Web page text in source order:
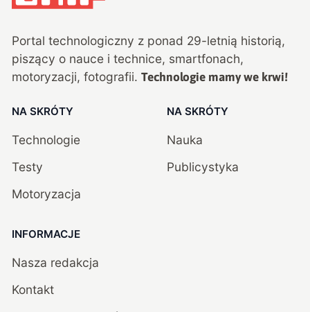
Portal technologiczny z ponad 29-letnią historią,
piszący o nauce i technice, smartfonach,
motoryzacji, fotografii. Technologie mamy we krwi!
NA SKRÓTY
Technologie
Testy
Motoryzacja
NA SKRÓTY
Nauka
Publicystyka
INFORMACJE
Nasza redakcja
Kontakt